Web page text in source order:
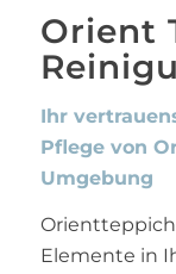
Orient
Ihr
Pflege von
Umgebung
Elemente in